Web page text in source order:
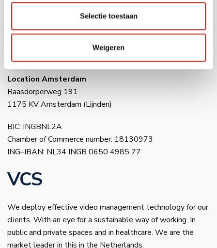
Selectie toestaan
Weigeren
Email:info@vcsobservation.com
Location Waalwijk
Location Amsterdam
Raasdorperweg 191
1175 KV Amsterdam (Lijnden)
BIC: INGBNL2A
Chamber of Commerce number: 18130973
ING–IBAN: NL34 INGB 0650 4985 77
VCS
We deploy effective video management technology for our
clients. With an eye for a sustainable way of working. In
public and private spaces and in healthcare. We are the
market leader in this in the Netherlands.